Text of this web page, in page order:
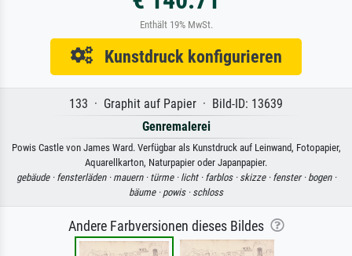
Enthält 19% MwSt.
Kunstdruck konfigurieren
133 · Graphit auf Papier · Bild-ID: 13639
Genremalerei
Powis Castle von James Ward. Verfügbar als Kunstdruck auf Leinwand, Fotopapier,
Aquarellkarton, Naturpapier oder Japanpapier.
gebäude · fensterläden · mauern · türme · licht · farblos · skizze · fenster · bogen ·
bäume · powis · schloss
Andere Farbversionen dieses Bildes